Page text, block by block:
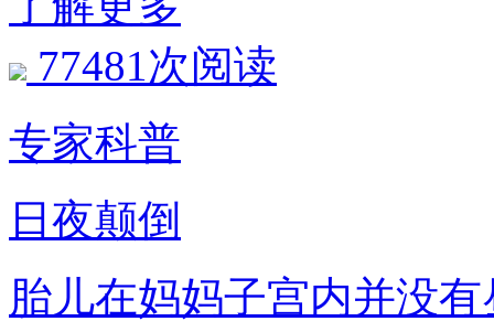
77481次阅读
专家科普
日夜颠倒
胎儿在妈妈子宫内并没有